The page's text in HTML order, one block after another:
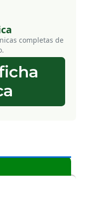
completas de